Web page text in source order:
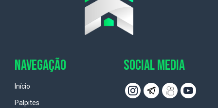
NAVEGAÇÃO
Início
Palpites
SOCIAL MEDIA